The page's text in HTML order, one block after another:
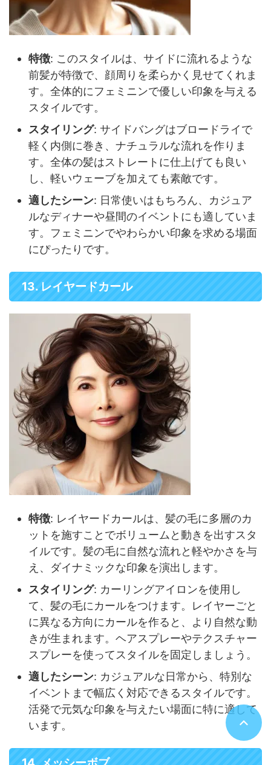
特徴: このスタイルは、サイドに流れるような
前髪が特徴で、顔周りを柔らかく見せてくれま
す。全体的にフェミニンで優しい印象を与える
スタイルです。
スタイリング: サイドバングはブロードライで
軽く内側に巻き、ナチュラルな流れを作りま
す。全体の髪はストレートに仕上げても良い
し、軽いウェーブを加えても素敵です。
適したシーン: 日常使いはもちろん、カジュア
ルなディナーや昼間のイベントにも適していま
す。フェミニンでやわらかい印象を求める場面
にぴったりです。
13. レイヤードカール
特徴: レイヤードカールは、髪の毛に多層のカ
ットを施すことでボリュームと動きを出すスタ
イルです。髪の毛に自然な流れと軽やかさを与
え、ダイナミックな印象を演出します。
スタイリング: カーリングアイロンを使用し
て、髪の毛にカールをつけます。レイヤーごと
に異なる方向にカールを作ると、より自然な動
きが生まれます。ヘアスプレーやテクスチャー
スプレーを使ってスタイルを固定しましょう。
適したシーン: カジュアルな日常から、特別な
イベントまで幅広く対応できるスタイルです。
活発で元気な印象を与えたい場面に特に適して
います。